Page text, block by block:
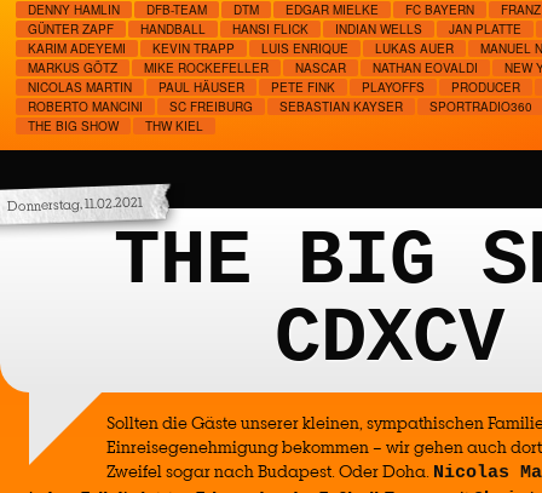
DENNY HAMLIN
DFB-TEAM DTM EDGAR MIELKE FC BAYERN
GÜNTER ZAPF
HANDBALL HANSI FLICK INDIAN WELLS
JAN PLATTE
KARIM ADEYEMI
KEVIN TRAPP LUIS ENRIQUE LUKAS AUER
MANUEL
MARKUS GÖTZ
MIKE ROCKEFELLER NASCAR NATHAN EOVALDI
NEW
NICOLAS MARTIN
PAUL HÄUSER PETE FINK PLAYOFFS
PRODUCER
ROBERTO MANCINI
SC FREIBURG SEBASTIAN KAYSER
SPORTRADIO360
THE BIG SHOW
THW KIEL
Donnerstag, 11.02.2021
THE BIG
CDXCV
Sollten die Gäste unserer kleinen, sympathischen
Einreisegenehmigung bekommen – wir gehen auch
Zweifel sogar nach Budapest. Oder Doha. Nicolas